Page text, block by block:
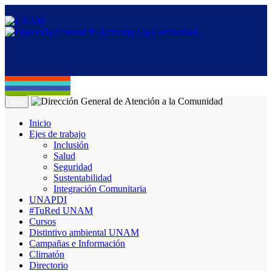
Inicio
Ejes de trabajo
Inclusión
Salud
Seguridad
Sustentabilidad
Integración Comunitaria
UNAPDI
#TuRed UNAM
Cursos
Distintivo ambiental UNAM
Campañas e Información
Climatón
Directorio